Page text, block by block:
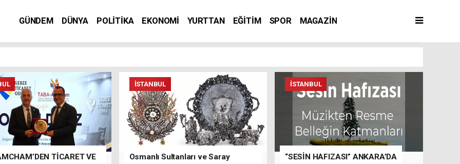
GÜNDEM DÜNYA POLİTİKA EKONOMİ YURTTAN EĞİTİM SPOR MAGAZİN
TİCARET VE
İSTANBUL
Osmanlı Sultanları ve Saray
İSTANBUL
“SESİN HAFIZASI” ANKARA’DA